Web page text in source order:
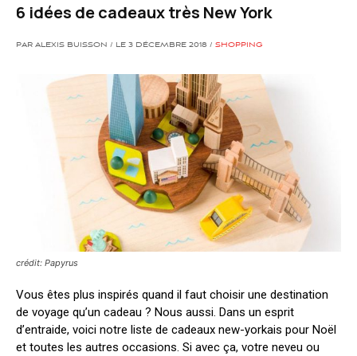
6 idées de cadeaux très New York
PAR ALEXIS BUISSON / LE 3 DÉCEMBRE 2018 / SHOPPING
crédit: Papyrus
Vous êtes plus inspirés quand il faut choisir une destination
de voyage qu’un cadeau ? Nous aussi. Dans un esprit
d’entraide, voici notre liste de cadeaux new-yorkais pour Noël
et toutes les autres occasions. Si avec ça, votre neveu ou